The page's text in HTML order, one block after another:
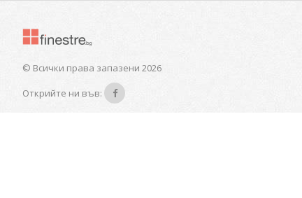
© Всички права запазени 2026
Открийте ни във: